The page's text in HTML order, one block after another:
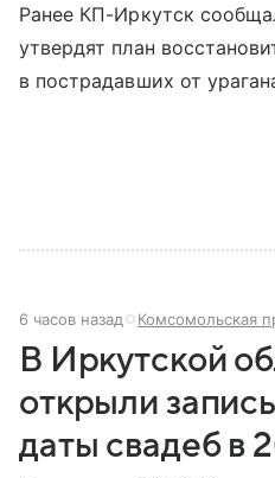
Ранее КП-Иркутск
утвердят план
в пострадавших от
6 часов назад Комсомольская
В Иркутской
открыли
даты свадеб в